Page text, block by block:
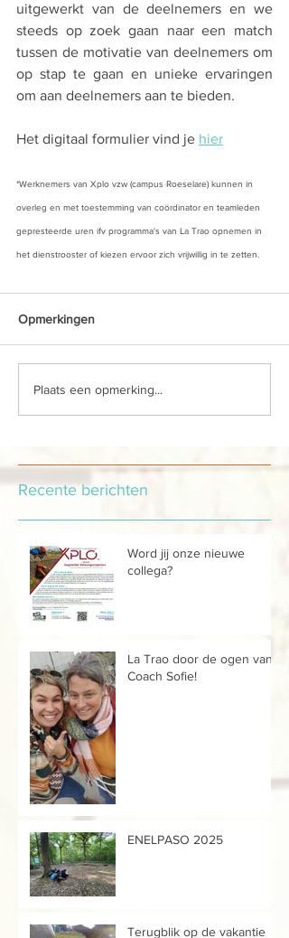
uitgewerkt van de deelnemers en we
steeds op zoek gaan naar een match
tussen de motivatie van deelnemers om
op stap te gaan en unieke ervaringen
om aan deelnemers aan te bieden.
Het digitaal formulier vind je hier
*Werknemers van Xplo vzw (campus Roeselare) kunnen in
overleg en met toestemming van coördinator en teamleden
gepresteerde uren ifv programma's van La Trao opnemen in
het dienstrooster of kiezen ervoor zich vrijwillig in te zetten.
Opmerkingen
Plaats een opmerking...
Recente berichten
Word jij onze nieuwe
collega?
La Trao door de ogen van...
Coach Sofie!
ENELPASO 2025
Terugblik op de vakantie